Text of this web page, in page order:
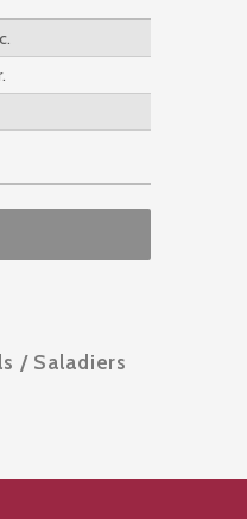
/ Saladiers